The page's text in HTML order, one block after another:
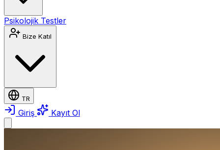
Psikolojik Testler
Bize Katıl
TR
Giriş Kayıt Ol